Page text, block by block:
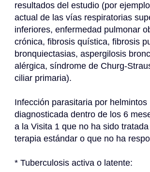
resultados del estudio (por
actual de las vías respiratorias
inferiores, enfermedad pulmonar
crónica, fibrosis quística, fibrosis
bronquiectasias, aspergilosis
alérgica, síndrome de Churg-
ciliar primaria).
Infección parasitaria por helmintos
diagnosticada dentro de los 6
a la Visita 1 que no ha sido
terapia estándar o que no ha
* Tuberculosis activa o latente: